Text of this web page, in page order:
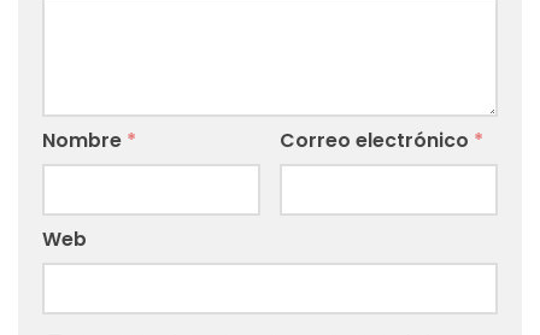
Nombre * Correo electrónico *
Web